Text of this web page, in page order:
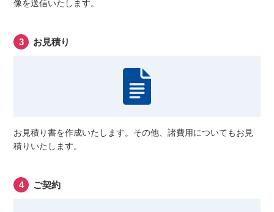
像を送信いたします。
お見積り
お見積り書を作成いたします。その他、諸費用についてもお見
積りいたします。
ご契約